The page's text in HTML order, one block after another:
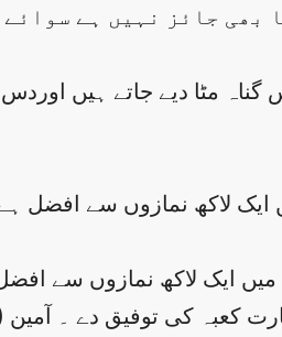
بھی جائز نہیں ہے
لاکھ نمازوں سے افضل
لاکھ نمازوں سے افضل ہے‘‘